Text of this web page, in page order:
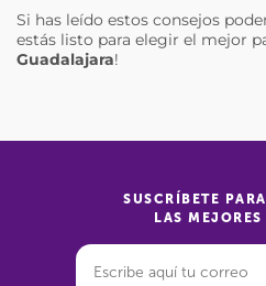
Si has leído estos consejos
estás listo para elegir el mejor
Guadalajara!
SUSCRÍBETE
LAS MEJORES